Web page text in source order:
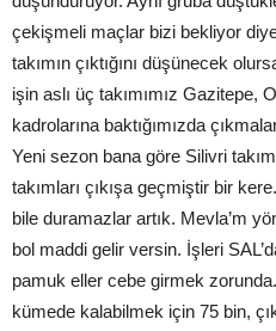
çekişmeli maçlar bizi bekliyor
takımın çıktığını düşünecek
işin aslı üç takımımız
kadrolarına baktığımızda
Yeni sezon bana göre Silivri
takımları çıkışa geçmiştir bir
bile duramazlar artık. Mevla’m
bol maddi gelir versin. İşleri
pamuk eller cebe girmek
kümede kalabilmek için 75 bin,